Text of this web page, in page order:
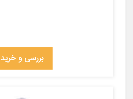
بررسی و خرید